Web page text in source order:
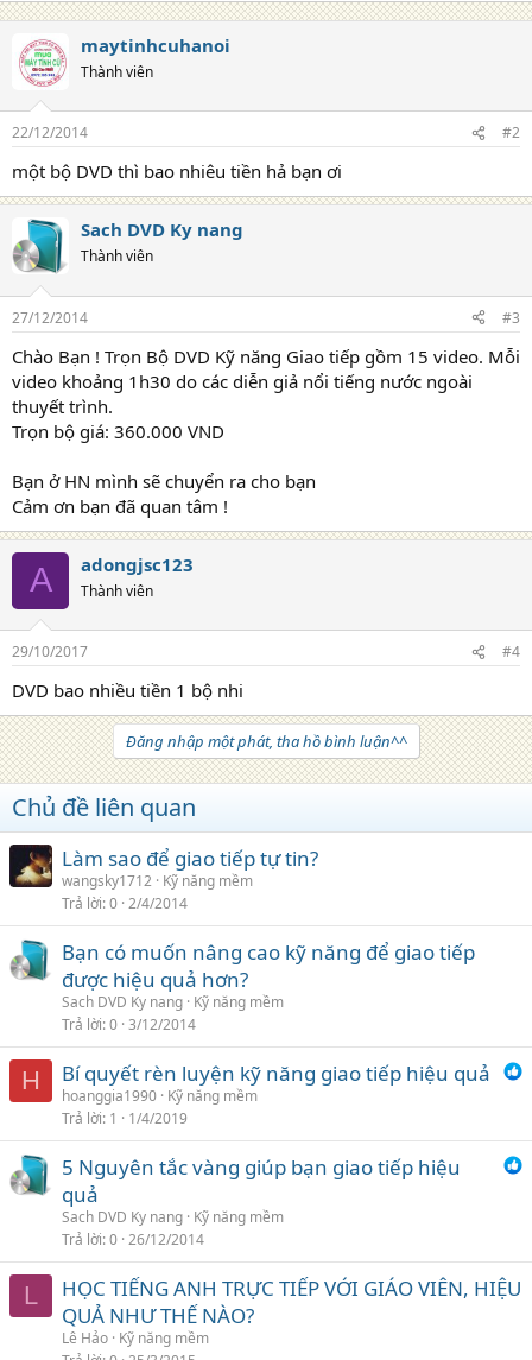
maytinhcuhanoi
Thành viên
22/12/2014 #2
một bộ DVD thì bao nhiêu tiền hả bạn ơi
Sach DVD Ky nang
Thành viên
27/12/2014 #3
Chào Bạn ! Trọn Bộ DVD Kỹ năng Giao tiếp gồm 15 video. Mỗi
video khoảng 1h30 do các diễn giả nổi tiếng nước ngoài
thuyết trình.
Trọn bộ giá: 360.000 VND
Bạn ở HN mình sẽ chuyển ra cho bạn
Cảm ơn bạn đã quan tâm !
A adongjsc123
Thành viên
29/10/2017 #4
DVD bao nhiều tiền 1 bộ nhi
Đăng nhập một phát, tha hồ bình luận^^
Chủ đề liên quan
Làm sao để giao tiếp tự tin?
wangsky1712 Kỹ năng mềm
Trả lời 0 2/4/2014
Bạn có muốn nâng cao kỹ năng để giao tiếp
được hiệu quả hơn?
Sach DVD Ky nang Kỹ năng mềm
Trả lời 0 3/12/2014
H Bí quyết rèn luyện kỹ năng giao tiếp hiệu quả
hoanggia1990 Kỹ năng mềm
Trả lời 1 1/4/2019
5 Nguyên tắc vàng giúp bạn giao tiếp hiệu
quả
Sach DVD Ky nang Kỹ năng mềm
Trả lời 0 26/12/2014
L
HỌC TIẾNG ANH TRỰC TIẾP VỚI GIÁO VIÊN, HIỆU
QUẢ NHƯ THẾ NÀO?
Lê Hảo Kỹ năng mềm